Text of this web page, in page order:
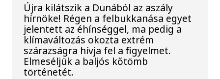
Újra kilátszik a Dunából az aszály
hírnöke! Régen a felbukkanása egyet
jelentett az éhínséggel, ma pedig a
klímaváltozás okozta extrém
szárazságra hívja fel a figyelmet.
Elmeséljük a baljós kőtömb
történetét.